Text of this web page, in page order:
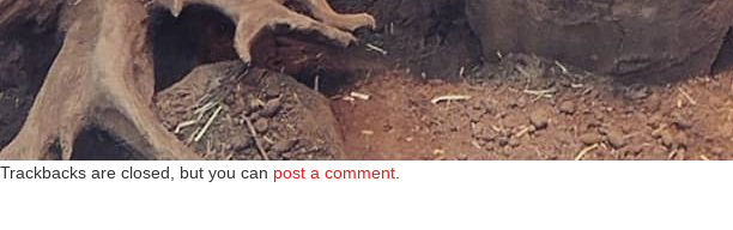
Trackbacks are closed, but you can post a comment